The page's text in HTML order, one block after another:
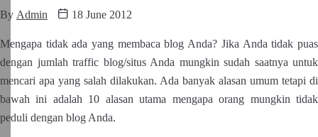
By Admin 18 June 2012
Mengapa tidak ada yang membaca blog Anda? Jika Anda tidak puas
dengan jumlah traffic blog/situs Anda mungkin sudah saatnya untuk
mencari apa yang salah dilakukan. Ada banyak alasan umum tetapi di
bawah ini adalah 10 alasan utama mengapa orang mungkin tidak
peduli dengan blog Anda.